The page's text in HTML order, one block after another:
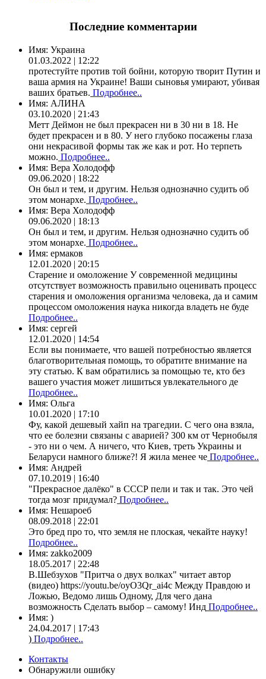
Последние комментарии
Имя: Украина
01.03.2022 | 12:22
протестуйте против той бойни, которую творит Путин и
ваша армия на Украине! Ваши сыновья умирают, убивая
ваших братьев. Подробнее..
Имя: АЛИНА
03.10.2020 | 21:43
Метт Деймон не был прекрасен ни в 30 ни в 18. Не
будет прекрасен и в 80. У него глубоко посажены глаза
они некрасивой формы так же как и рот. Но терпеть
можно. Подробнее..
Имя: Вера Холодофф
09.06.2020 | 18:22
Он был и тем, и другим. Нельзя однозначно судить об
этом монархе. Подробнее..
Имя: Вера Холодофф
09.06.2020 | 18:13
Он был и тем, и другим. Нельзя однозначно судить об
этом монархе. Подробнее..
Имя: ермаков
12.01.2020 | 20:15
Старение и омоложение У современной медицины
отсутствует возможность правильно оценивать процесс
старения и омоложения организма человека, да и самим
процессом омоложения наука никогда владеть не буде
Подробнее..
Имя: сергей
12.01.2020 | 14:54
Если вы понимаете, что вашей потребностью является
благотворительная помощь, то обратите внимание на
эту статью. К вам обратились за помощью те, кто без
вашего участия может лишиться увлекательного де
Подробнее..
Имя: Ольга
10.01.2020 | 17:10
Фу, какой дешевый хайп на трагедии. С чего она взяла,
что ее болезни связаны с аварией? 300 км от Чернобыля
- это ни о чем. А ничего, что Киев, треть Украины и
Беларуси намного ближе?! Я жила менее че Подробнее..
Имя: Андрей
07.10.2019 | 16:40
"Прекрасное далёко" в СССР пели и так и так. Это чей
тогда мозг придумал? Подробнее..
Имя: Нешароеб
08.09.2018 | 22:01
Это бред про то, что земля не плоская, чекайте науку!
Подробнее..
Имя: zakko2009
18.05.2017 | 22:48
В.Шебзухов "Притча о двух волках" читает автор
(видео) https://youtu.be/oyO3Qr_ai4c Между Правдою и
Ложью, Ведомо лишь Одному, Для чего дана
возможность Сделать выбор – самому! Инд Подробнее..
Имя: )
24.04.2017 | 17:43
) Подробнее..
Контакты
Обнаружили ошибку